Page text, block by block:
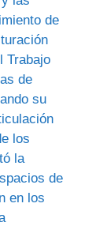
de
Trabajo
de
su
los
la
de
en los